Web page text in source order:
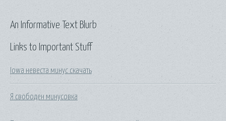
Links to Important Stuff
Iowa невеста минус скачать
Я свободен минусовка
An Informative Text Blurb